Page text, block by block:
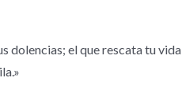
dolencias; el que rescata tu vida